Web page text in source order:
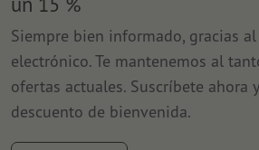
Siempre bien informado, gracias
electrónico. Te mantenemos al
ofertas actuales. Suscríbete ahora
descuento de bienvenida.